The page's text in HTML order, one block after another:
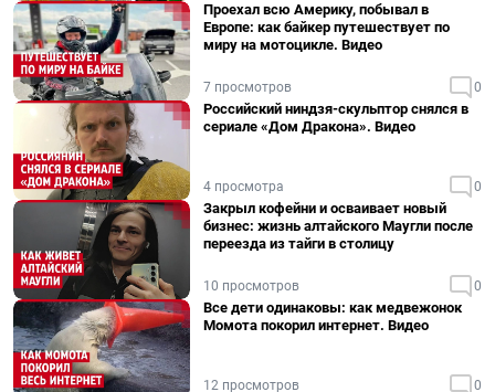
Проехал всю Америку, побывал в
Европе: как байкер путешествует по
миру на мотоцикле. Видео
7 просмотров 0
Российский ниндзя-скульптор снялся в
сериале «Дом Дракона». Видео
4 просмотра 0
Закрыл кофейни и осваивает новый
бизнес: жизнь алтайского Маугли после
переезда из тайги в столицу
10 просмотров 0
Все дети одинаковы: как медвежонок
Момота покорил интернет. Видео
12 просмотров 0